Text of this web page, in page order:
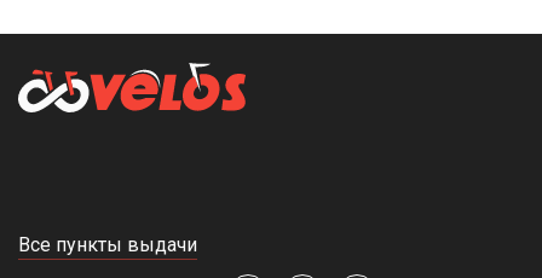
Все пункты выдачи